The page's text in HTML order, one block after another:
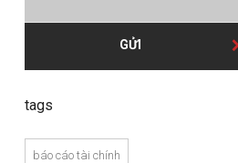
GỬI
tags
báo cáo tài chính